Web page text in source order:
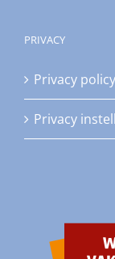
PRIVACY
Privacy policy
Privacy